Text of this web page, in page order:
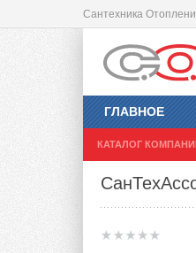
Сантехника
ГЛАВНОЕ
КАТАЛОГ